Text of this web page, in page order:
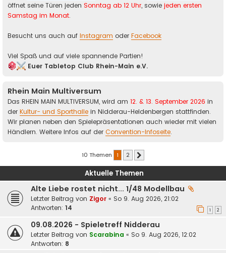
öffnet seine Türen jeden Sonntag ab 12 Uhr, sowie jeden ersten
Samstag im Monat.
Besucht uns auch auf Instagram oder Facebook
Viel Spaß und auf viele spannende Partien!
Euer Tabletop Club Rhein-Main e.V.
Rhein Main Multiversum
Das RHEIN MAIN MULTIVERSUM, wird am 12. & 13. September 2026 in
der Kultur- und Sporthalle in Nidderau-Heldenbergen stattfinden.
Wir planen neben den Spielepräsentationen auch wieder mit vielen
Händlern. Weitere Infos auf der Convention-Infoseite.
10 Themen 1 2
Aktuelle Themen
Alte Liebe rostet nicht... 1/48 Modellbau
Letzter Beitrag von Zigor « So 9. Aug 2026, 21:02
Antworten: 14 1 2
09.08.2026 - Spieletreff Nidderau
Letzter Beitrag von Scarabina « So 9. Aug 2026, 12:02
Antworten: 8